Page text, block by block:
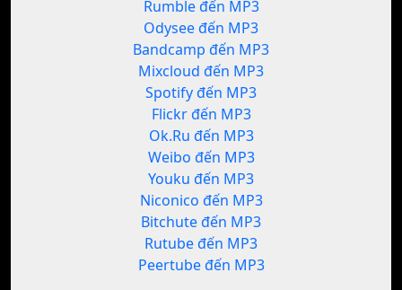
Rumble đến MP3
Odysee đến MP3
Bandcamp đến MP3
Mixcloud đến MP3
Spotify đến MP3
Flickr đến MP3
Ok.Ru đến MP3
Weibo đến MP3
Youku đến MP3
Niconico đến MP3
Bitchute đến MP3
Rutube đến MP3
Peertube đến MP3